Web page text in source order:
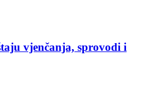
vjenčanja, sprovodi i